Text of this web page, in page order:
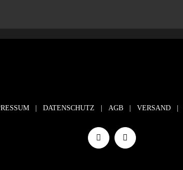
| DATENSCHUTZ AGB| VERSAND|
Facebook Instagram